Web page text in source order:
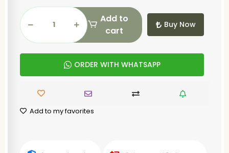
Add to
cart
Buy Now
ORDER WITH WHATSAPP
Add to my favorites